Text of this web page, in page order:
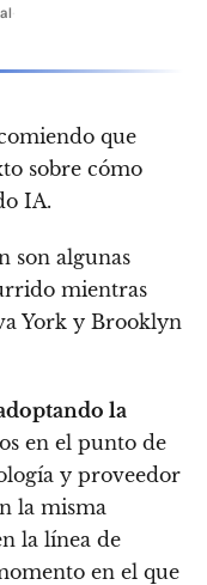
que
sobre cómo
IA.
son algunas
mientras
York y Brooklyn
la
en el punto de
y proveedor
la misma
la línea de
en el que